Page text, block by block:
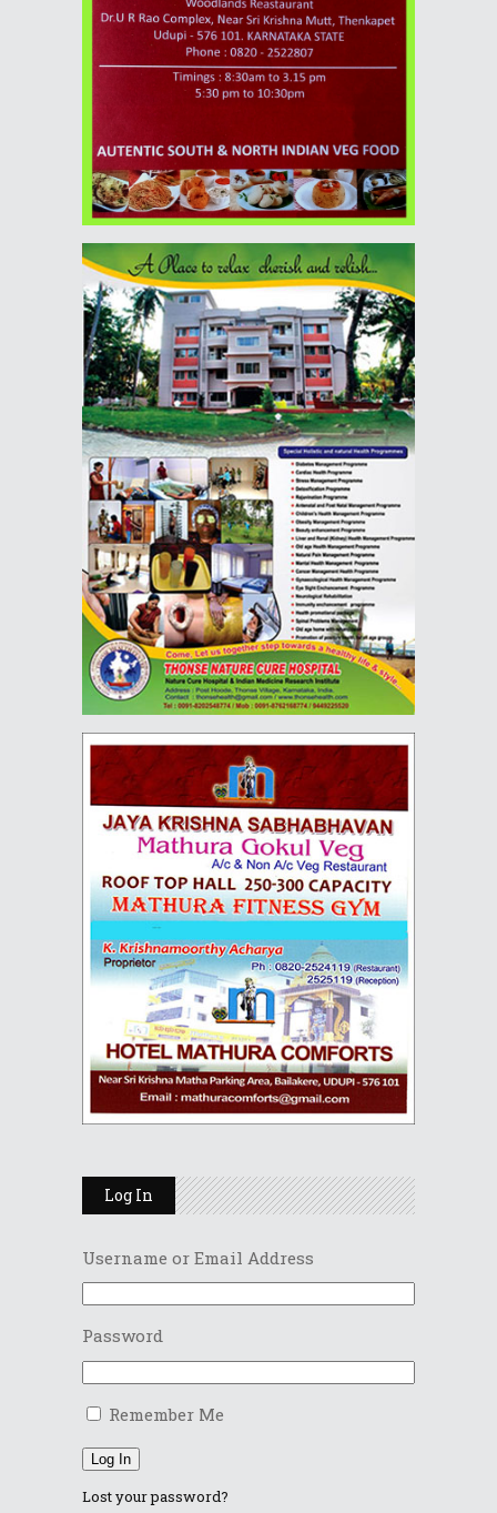
Log In
Username or Email Address
Password
Remember Me
Log In
Lost your password?